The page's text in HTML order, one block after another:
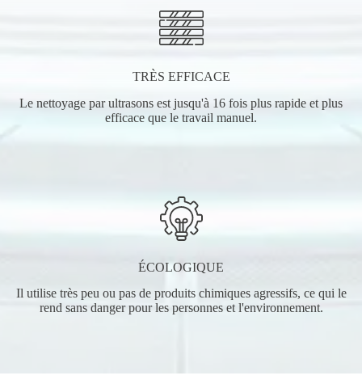
TRÈS EFFICACE
Le nettoyage par ultrasons est jusqu'à 16 fois plus rapide et plus
efficace que le travail manuel.
ÉCOLOGIQUE
Il utilise très peu ou pas de produits chimiques agressifs, ce qui le
rend sans danger pour les personnes et l'environnement.